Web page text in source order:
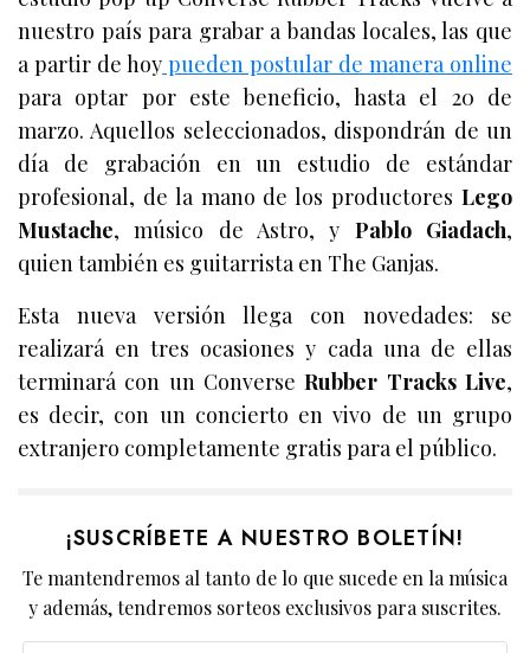
nuestro país para grabar a bandas locales, las que
a partir de hoy pueden postular de manera online
para optar por este beneficio, hasta el 20 de
marzo. Aquellos seleccionados, dispondrán de un
día de grabación en un estudio de estándar
profesional, de la mano de los productores Lego
Mustache, músico de Astro, y Pablo Giadach,
quien también es guitarrista en The Ganjas.
Esta nueva versión llega con novedades: se
realizará en tres ocasiones y cada una de ellas
terminará con un ConverseRubber Tracks Live,
es decir, con un concierto en vivo de un grupo
extranjero completamente gratis para el público.
¡SUSCRÍBETE A NUESTRO BOLETÍN!
Te mantendremos al tanto de lo que sucede en la música
y además, tendremos sorteos exclusivos para suscrites.